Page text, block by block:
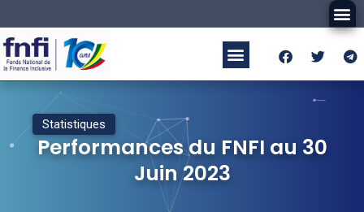
Statistiques
Performances du FNFI au 30
Juin 2023